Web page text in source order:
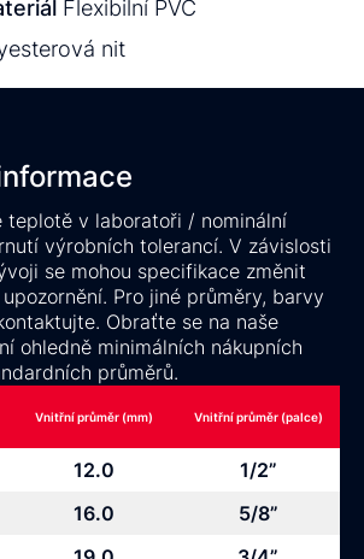
Flexibilní PVC
nit
teplotě v laboratoři / nominální
výrobních tolerancí. V závislosti
se mohou specifikace změnit
Pro jiné průměry, barvy
Obraťte se na naše
ohledně minimálních nákupních
průměrů.
Vnitřní průměr (mm) Vnitřní průměr (palce)
12.0
1/2”
16.0
5/8”